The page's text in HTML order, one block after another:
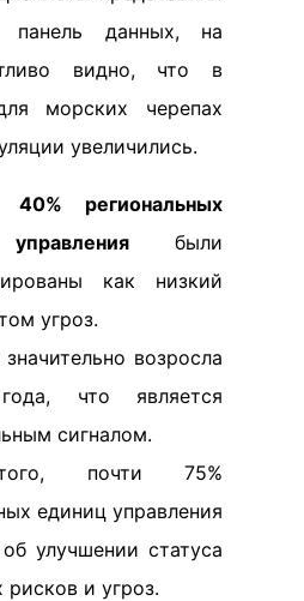
панель данных, на
видно, что в
морских черепах
увеличились.
40% региональных
были
как низкий
угроз.
возросла
что является
сигналом.
почти 75%
единиц управления
улучшении статуса
рисков и угроз.